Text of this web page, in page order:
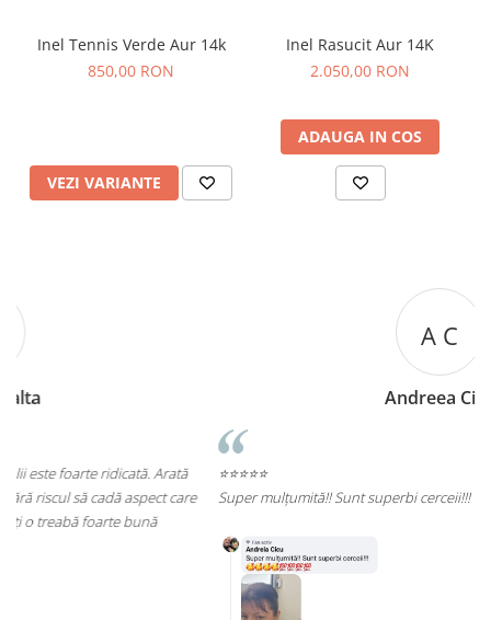
Inel Tennis Verde Aur 14k
850,00 RON
VEZI VARIANTE
Inel Rasucit Aur 14K
2.050,00 RON
ADAUGA IN COS
⭐⭐⭐⭐⭐
Super mulțumită!! Sunt superbi cerceii!!!